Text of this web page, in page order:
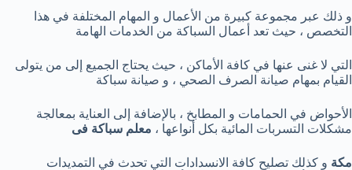
و ذلك عبر مجموعة كبيرة من الأعمال و المهام المختلفة في هذا
التخصص ، حيث تعد أعمال السباكة من الخدمات الهامة
التي لا غنى عنها في كافة الأماكن ، حيث يحتاج الجميع إلى من يتولى
القيام بمهام صيانة الصرف الصحي ، و صيانة سباكة
الأحواض في الحمامات و المطابخ ، بالإضافة إلى العناية بمعالجة
مشكلات التسربات المائية بكل أنواعها ، معلم سباكة فى
مكة و كذلك تصليح كافة الانسدادات التي تحدث في التمديدات